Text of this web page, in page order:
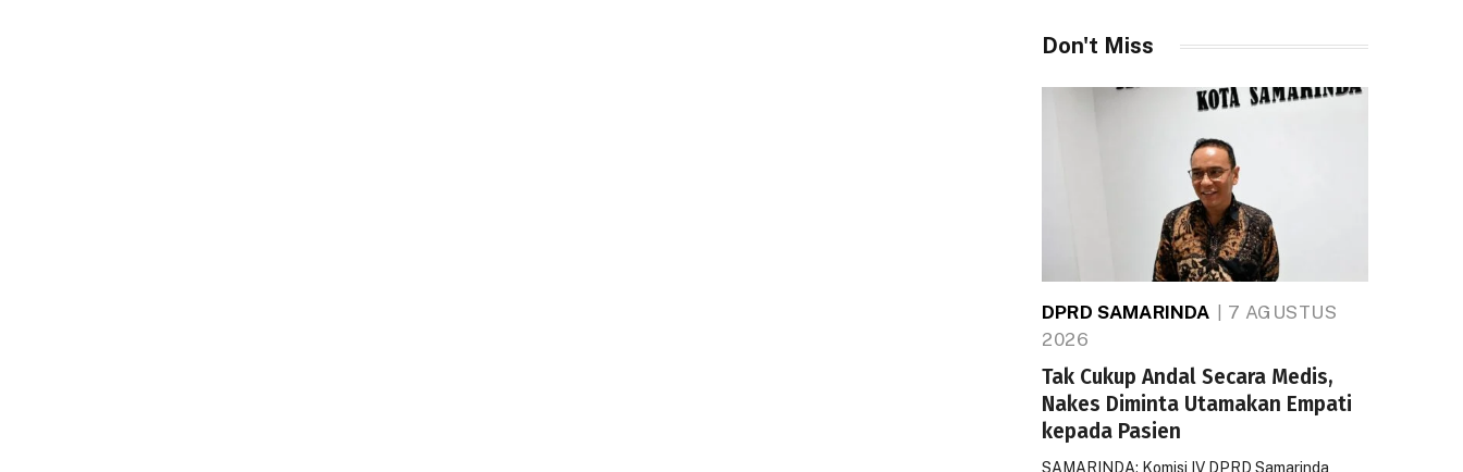
Don't Miss
DPRD SAMARINDA
7 AGUSTUS
2026
Tak Cukup Andal Secara Medis,
Nakes Diminta Utamakan Empati
kepada Pasien
SAMARINDA: Komisi IV DPRD Samarinda